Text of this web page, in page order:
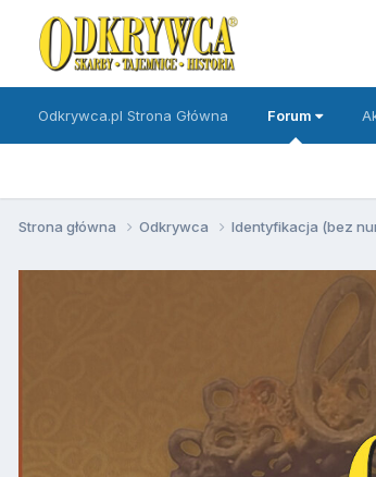
Odkrywca.pl Strona Główna Forum
Strona główna Odkrywca Identyfikacja (bez